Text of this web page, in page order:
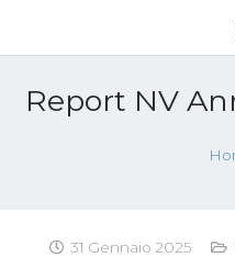
Report NV
31 Gennaio 2025